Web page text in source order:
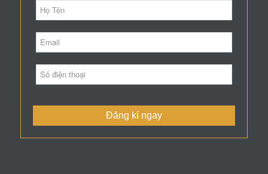
Đăng kí ngay